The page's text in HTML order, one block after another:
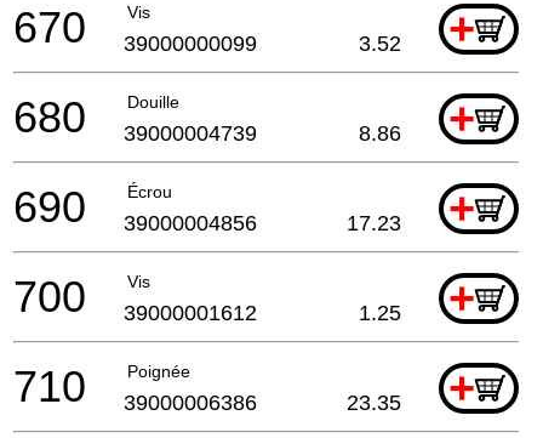
Vis +
670 39000000099 3.52
Douille +
680 39000004739 8.86
Écrou +
690 39000004856 17.23
Vis +
700 39000001612 1.25
Poignée +
710 39000006386 23.35